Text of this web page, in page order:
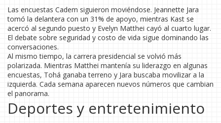
Las encuestas Cadem siguieron moviéndose. Jeannette Jara
tomó la delantera con un 31% de apoyo, mientras Kast se
acercó al segundo puesto y Evelyn Matthei cayó al cuarto lugar.
El debate sobre seguridad y costo de vida sigue dominando las
conversaciones.
Al mismo tiempo, la carrera presidencial se volvió más
polarizada. Mientras Matthei mantenía su liderazgo en algunas
encuestas, Tohá ganaba terreno y Jara buscaba movilizar a la
izquierda. Cada semana aparecen nuevos números que cambian
el panorama.
Deportes y entretenimiento